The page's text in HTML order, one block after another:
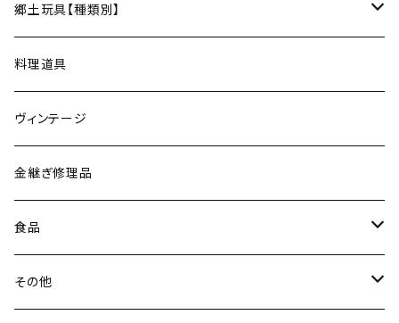
菓子切
松永窯（大堀相馬焼／福島）
黒照 クロテラス（大堀相馬焼／福島）
唐木田窯（松代焼／長野）
古谷製陶所（信楽焼／滋賀）
山内卓夫（信楽焼／滋賀）
常陸窯いそべ陶苑（笠間焼／茨城）
ネックレス
ブレスレット
リング
イヤリング・ピアス
ヘアアクセサリー
スカーフリング
郷土玩具【種類別】
会津張り子（福島）
料理道具
ヴィンテージ
金継ぎ修理品
食品
魚介類
その他